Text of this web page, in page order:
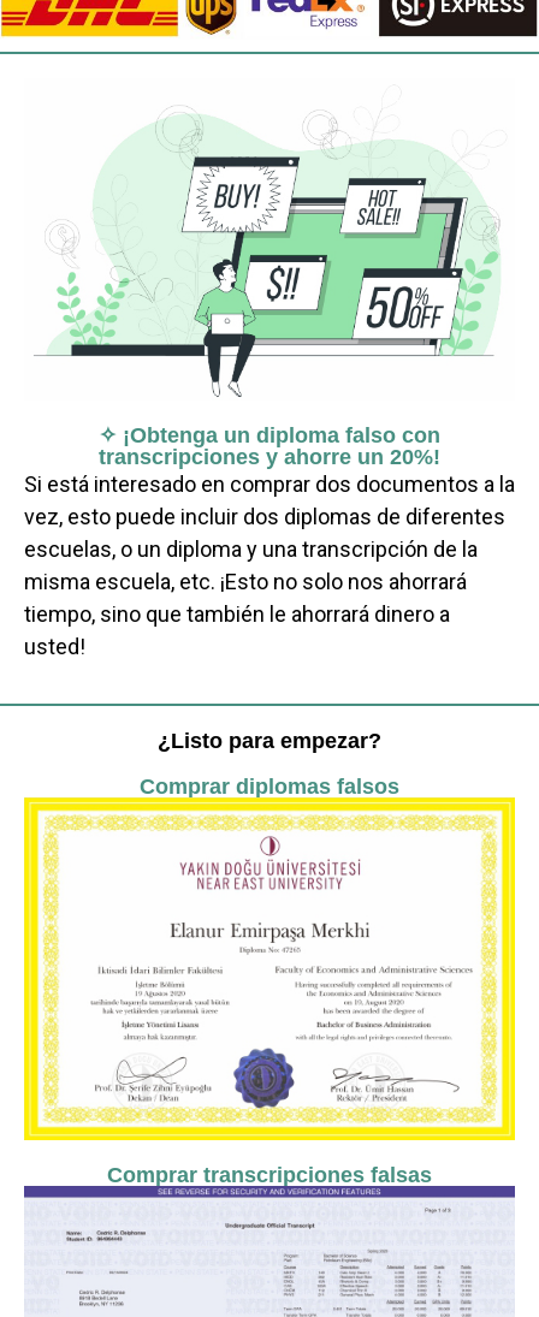
✧ ¡Obtenga un diploma falso con
transcripciones y ahorre un 20%!
Si está interesado en comprar dos documentos a la
vez, esto puede incluir dos diplomas de diferentes
escuelas, o un diploma y una transcripción de la
misma escuela, etc. ¡Esto no solo nos ahorrará
tiempo, sino que también le ahorrará dinero a
usted!
¿Listo para empezar?
Comprar diplomas falsos
Comprar transcripciones falsas